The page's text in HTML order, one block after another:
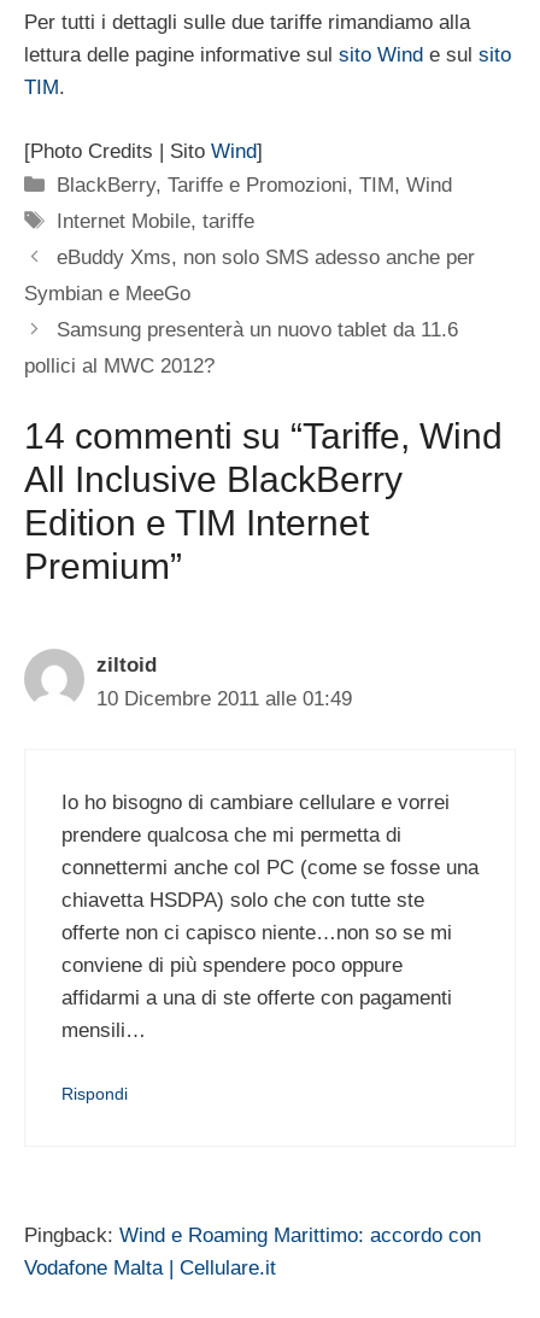
Per tutti i dettagli sulle due tariffe rimandiamo alla
lettura delle pagine informative sul sito Wind e sul sito
TIM.
[Photo Credits | Sito Wind]
Categorie
BlackBerry,Tariffe e Promozioni,TIM,Wind
Tag
Internet Mobile,tariffe
eBuddy Xms, non solo SMS adesso anche per
Symbian e MeeGo
Samsung presenterà un nuovo tablet da 11.6
pollici al MWC 2012?
14 commenti su “Tariffe, Wind
All Inclusive BlackBerry
Edition e TIM Internet
Premium”
ziltoid
10 Dicembre 2011 alle 01:49
Io ho bisogno di cambiare cellulare e vorrei
prendere qualcosa che mi permetta di
connettermi anche col PC (come se fosse una
chiavetta HSDPA) solo che con tutte ste
offerte non ci capisco niente…non so se mi
conviene di più spendere poco oppure
affidarmi a una di ste offerte con pagamenti
mensili…
Rispondi
Pingback: Wind e Roaming Marittimo: accordo con
Vodafone Malta | Cellulare.it